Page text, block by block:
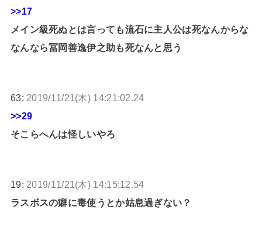
>>17
メイン級死ぬとは言っても流石に主人公は死なんからな
なんなら冨岡善逸伊之助も死なんと思う
63: 2019/11/21(木) 14:21:02.24
>>29
そこらへんは怪しいやろ
19: 2019/11/21(木) 14:15:12.54
ラスボスの癖に毒使うとか姑息過ぎない？